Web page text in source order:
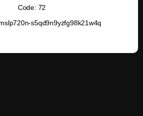
Code: 72
s5qd9n9yzfg98k21w4q